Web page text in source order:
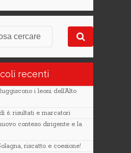
recenti
i leoni dell’Alto
6: risultati e marcatori
conteso dirigente e la
riscatto e coesione!